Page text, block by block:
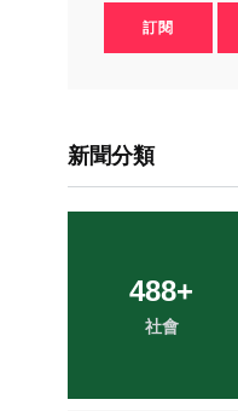
訂閱
新聞分類
62+
頭條